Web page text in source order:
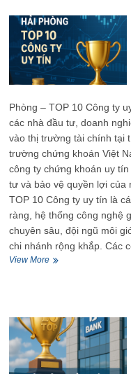
TOP
10
Công
ty
uy
tín
Phòng – TOP 10 Công ty
các nhà đầu tư, doanh
vào thị trường tài chính tại
trường chứng khoán Việt
công ty chứng khoán uy
tư và bảo vệ quyền lợi của
TOP 10 Công ty uy tín là
ràng, hệ thống công nghệ
chuyên sâu, đội ngũ môi
chi nhánh rộng khắp. Các
View MoreChứng
TOP
10
Công
ty